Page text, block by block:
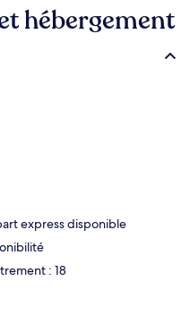
hébergement
express disponible
: 18